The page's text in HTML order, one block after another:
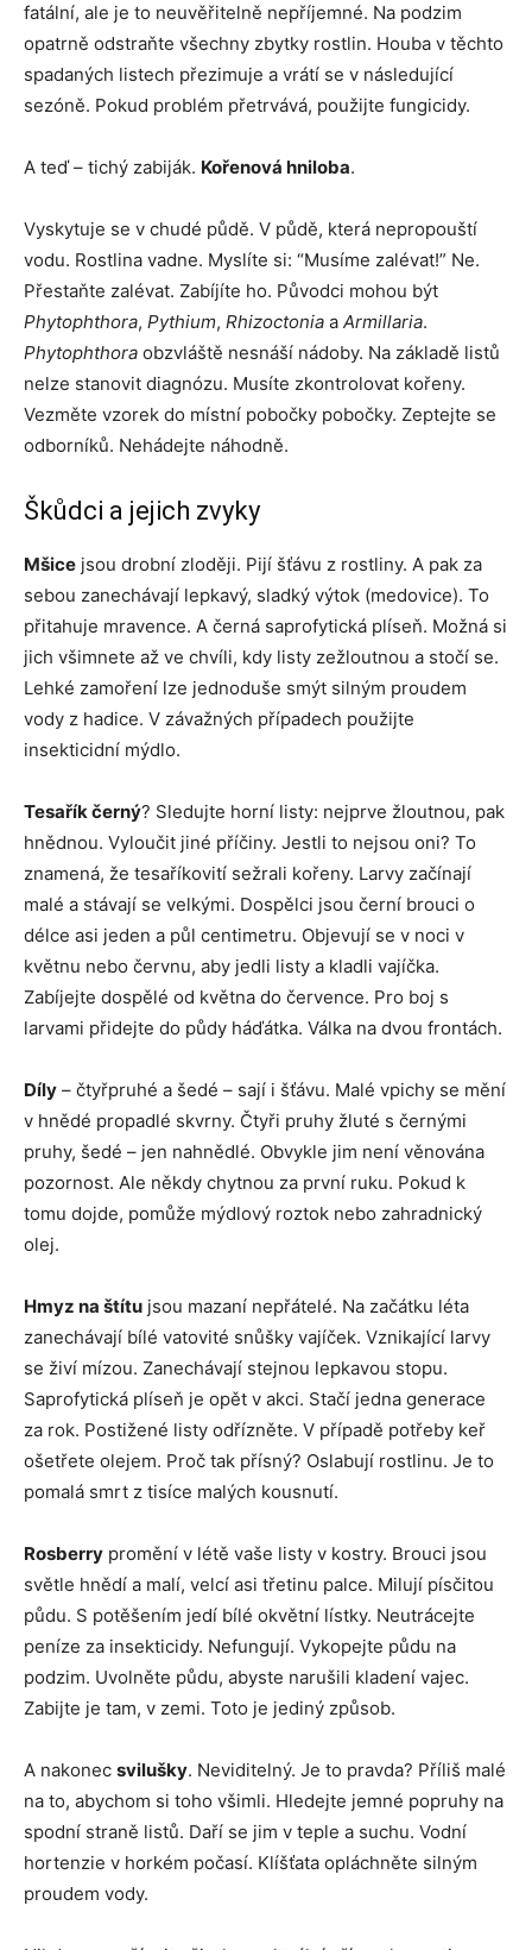
fatální, ale je to neuvěřitelně nepříjemné. Na podzim
opatrně odstraňte všechny zbytky rostlin. Houba v těchto
spadaných listech přezimuje a vrátí se v následující
sezóně. Pokud problém přetrvává, použijte fungicidy.
A teď – tichý zabiják. Kořenová hniloba.
Vyskytuje se v chudé půdě. V půdě, která nepropouští
vodu. Rostlina vadne. Myslíte si: “Musíme zalévat!” Ne.
Přestaňte zalévat. Zabíjíte ho. Původci mohou být
Phytophthora, Pythium, Rhizoctonia a Armillaria.
Phytophthora obzvláště nesnáší nádoby. Na základě listů
nelze stanovit diagnózu. Musíte zkontrolovat kořeny.
Vezměte vzorek do místní pobočky pobočky. Zeptejte se
odborníků. Nehádejte náhodně.
Škůdci a jejich zvyky
Mšice jsou drobní zloději. Pijí šťávu z rostliny. A pak za
sebou zanechávají lepkavý, sladký výtok (medovice). To
přitahuje mravence. A černá saprofytická plíseň. Možná si
jich všimnete až ve chvíli, kdy listy zežloutnou a stočí se.
Lehké zamoření lze jednoduše smýt silným proudem
vody z hadice. V závažných případech použijte
insekticidní mýdlo.
Tesařík černý? Sledujte horní listy: nejprve žloutnou, pak
hnědnou. Vyloučit jiné příčiny. Jestli to nejsou oni? To
znamená, že tesaříkovití sežrali kořeny. Larvy začínají
malé a stávají se velkými. Dospělci jsou černí brouci o
délce asi jeden a půl centimetru. Objevují se v noci v
květnu nebo červnu, aby jedli listy a kladli vajíčka.
Zabíjejte dospělé od května do července. Pro boj s
larvami přidejte do půdy háďátka. Válka na dvou frontách.
Díly – čtyřpruhé a šedé – sají i šťávu. Malé vpichy se mění
v hnědé propadlé skvrny. Čtyři pruhy žluté s černými
pruhy, šedé – jen nahnědlé. Obvykle jim není věnována
pozornost. Ale někdy chytnou za první ruku. Pokud k
tomu dojde, pomůže mýdlový roztok nebo zahradnický
olej.
Hmyz na štítu jsou mazaní nepřátelé. Na začátku léta
zanechávají bílé vatovité snůšky vajíček. Vznikající larvy
se živí mízou. Zanechávají stejnou lepkavou stopu.
Saprofytická plíseň je opět v akci. Stačí jedna generace
za rok. Postižené listy odřízněte. V případě potřeby keř
ošetřete olejem. Proč tak přísný? Oslabují rostlinu. Je to
pomalá smrt z tisíce malých kousnutí.
Rosberry promění v létě vaše listy v kostry. Brouci jsou
světle hnědí a malí, velcí asi třetinu palce. Milují písčitou
půdu. S potěšením jedí bílé okvětní lístky. Neutrácejte
peníze za insekticidy. Nefungují. Vykopejte půdu na
podzim. Uvolněte půdu, abyste narušili kladení vajec.
Zabijte je tam, v zemi. Toto je jediný způsob.
A nakonec svilušky. Neviditelný. Je to pravda? Příliš malé
na to, abychom si toho všimli. Hledejte jemné popruhy na
spodní straně listů. Daří se jim v teple a suchu. Vodní
hortenzie v horkém počasí. Klíšťata opláchněte silným
proudem vody.